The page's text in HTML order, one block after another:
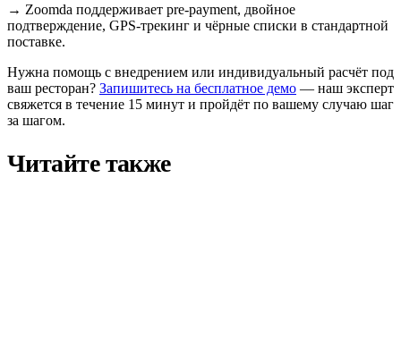
→ Zoomda поддерживает pre-payment, двойное
подтверждение, GPS-трекинг и чёрные списки в стандартной
поставке.
Нужна помощь с внедрением или индивидуальный расчёт под
ваш ресторан? Запишитесь на бесплатное демо — наш эксперт
свяжется в течение 15 минут и пройдёт по вашему случаю шаг
за шагом.
Читайте также